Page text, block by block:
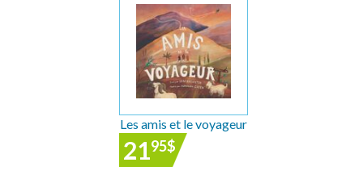
2195$
Les amis et le voyageur